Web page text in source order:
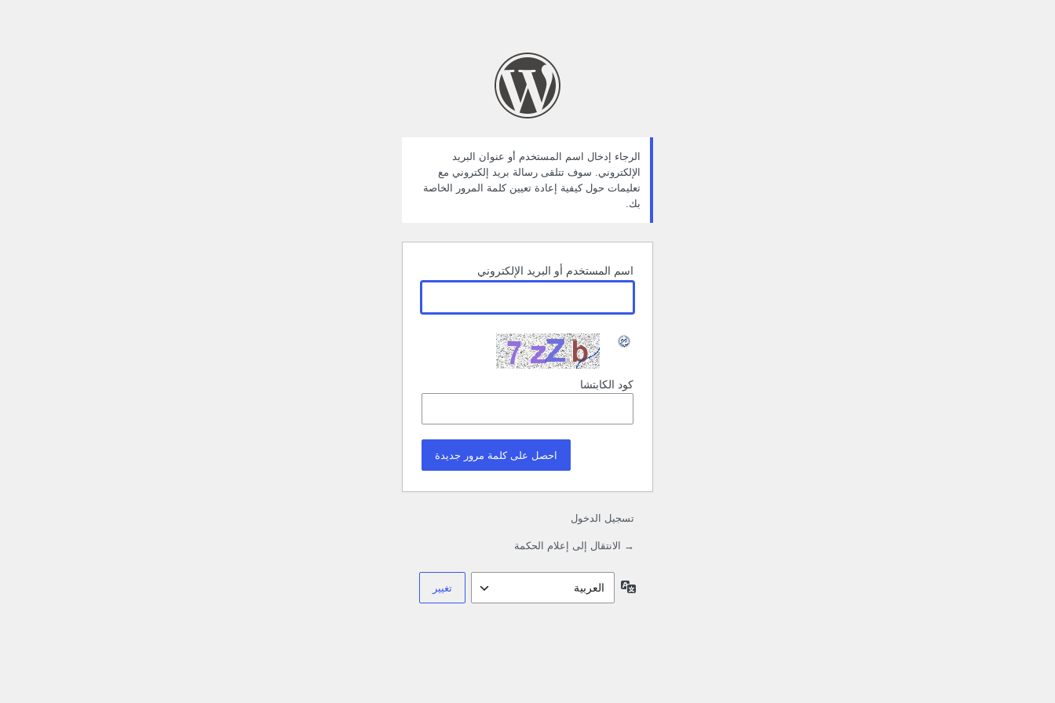
الرجاء إدخال اسم المستخدم أو عنوان البريد
الإلكتروني. سوف تتلقى رسالة بريد إلكتروني مع
تعليمات حول كيفية إعادة تعيين كلمة المرور الخاصة
بك.
اسم المستخدم أو البريد الإلكتروني
كود الكابتشا
تسجيل الدخول
→ الانتقال إلى إعلام الحكمة
اللغة